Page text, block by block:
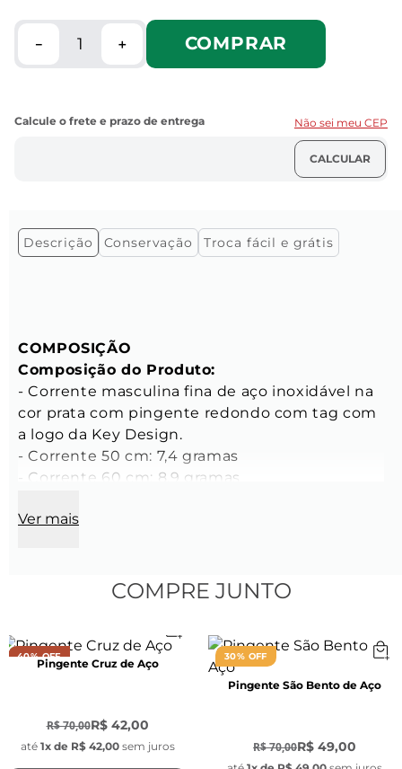
＋
－ COMPRAR
Não sei meu CEP
Descrição Conservação Troca fácil e grátis
COMPOSIÇÃO
Composição do Produto:
- Corrente masculina fina de aço inoxidável na
cor prata com pingente redondo com tag com
a logo da Key Design.
- Corrente 50 cm: 7,4 gramas
- Corrente 60 cm: 8,9 gramas
- Tamanhos: 50 cm, 60 cm ou 70 cm de
- Corrente 50 cm: entre 11 e 18 cm a partir do
ombro (*de acordo com largura do pescoço)
- Corrente 70 cm: entre 21 e 28 cm a partir do
ombro (*de acordo com largura do pescoço)
CARACTERÍSTICAS
Características da
Corrente:
Ver mais
COMPRE JUNTO
40% OFF
Pingente Cruz de Aço
R$ 70,00R$ 42,00
até 1x de R$ 42,00 sem juros
30% OFF
Pingente São Bento de Aço
R$ 70,00R$ 49,00